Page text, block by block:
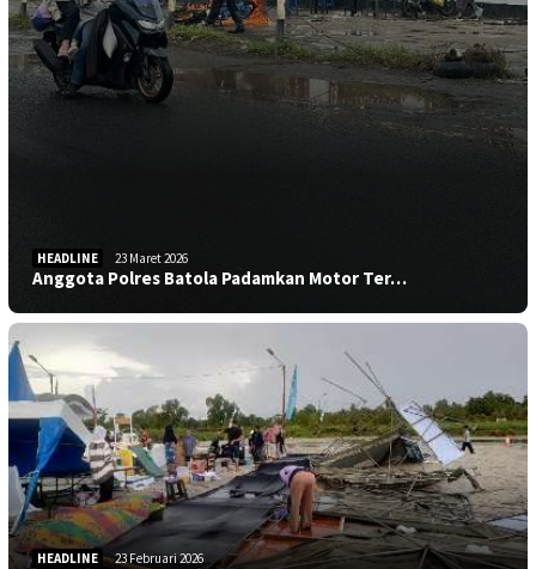
HEADLINE 23 Maret 2026
Anggota Polres Batola Padamkan Motor Ter…
HEADLINE 23 Februari 2026